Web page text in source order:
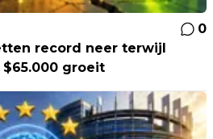
0
record neer terwijl
groeit